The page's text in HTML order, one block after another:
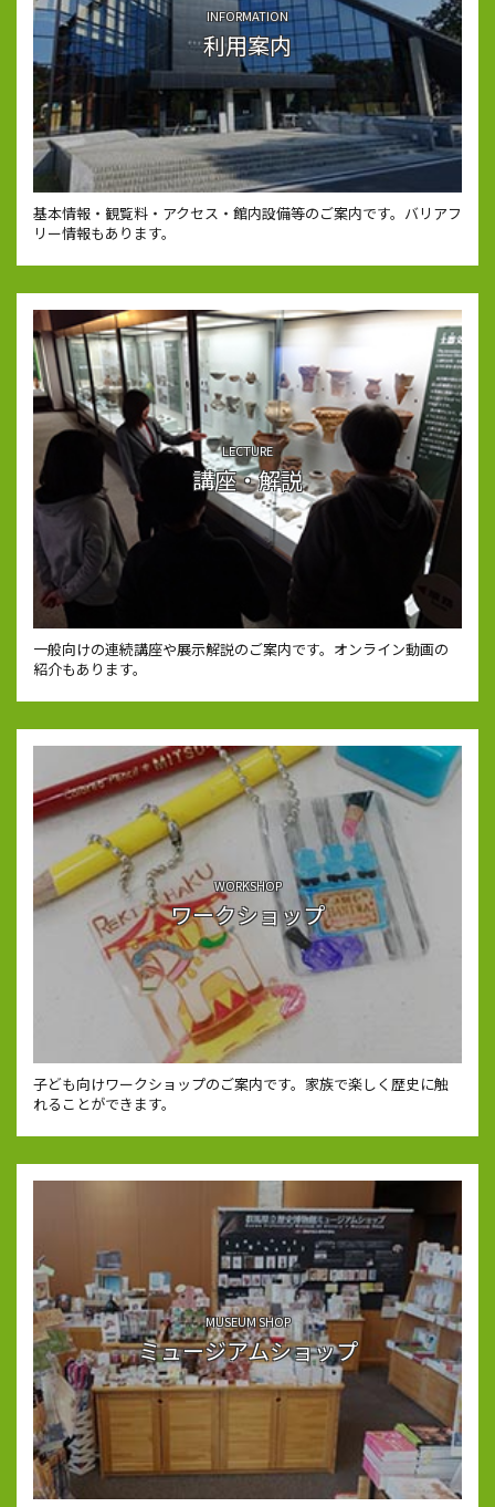
INFORMATION
利用案内
基本情報・観覧料・アクセス・館内設備等のご案内です。バリアフ
リー情報もあります。
LECTURE
講座・解説
一般向けの連続講座や展示解説のご案内です。オンライン動画の
紹介もあります。
WORKSHOP
ワークショップ
子ども向けワークショップのご案内です。家族で楽しく歴史に触
れることができます。
MUSEUM SHOP
ミュージアムショップ